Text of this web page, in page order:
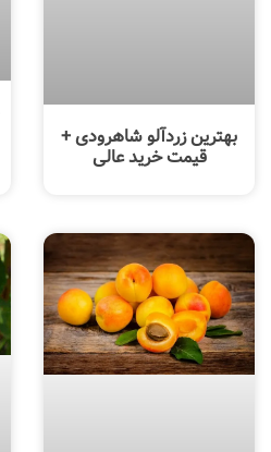
بهترین زردآلو شاهرودی +
قیمت خرید عالی